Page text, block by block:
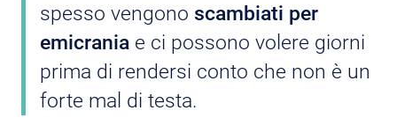
spesso vengono scambiati per
emicrania e ci possono volere giorni
prima di rendersi conto che non è un
forte mal di testa.